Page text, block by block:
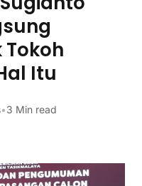
Itu
•3 Min read